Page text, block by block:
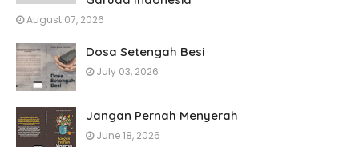
August 07, 2026
Dosa Setengah Besi
July 03, 2026
Jangan Pernah Menyerah
June 18, 2026